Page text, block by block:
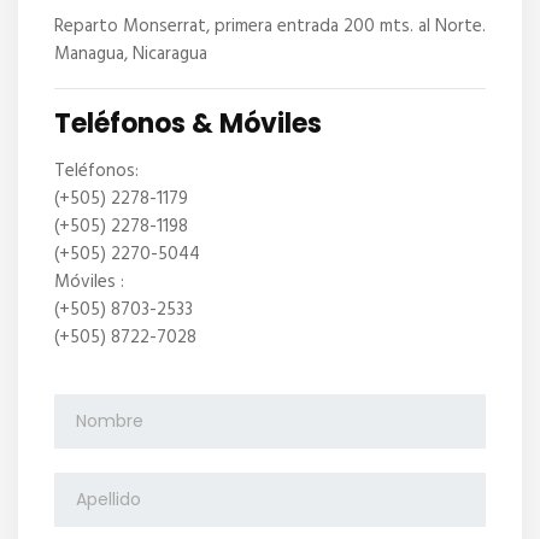
Reparto Monserrat, primera entrada 200 mts. al Norte.
Managua, Nicaragua
Teléfonos & Móviles
Teléfonos:
(+505) 2278-1179
(+505) 2278-1198
(+505) 2270-5044
Móviles :
(+505) 8703-2533
(+505) 8722-7028